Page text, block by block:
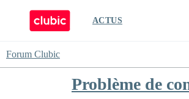
ACTUS
Forum Clubic
Problème de